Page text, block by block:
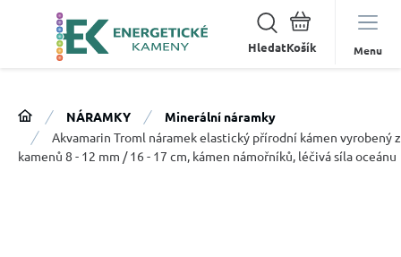
Hledat Menu
NÁRAMKY
Minerální náramky
Akvamarin Troml náramek elastický přírodní kámen vyrobený
kamenů 8 - 12 mm / 16 - 17 cm, kámen námořníků, léčivá síla oceánu